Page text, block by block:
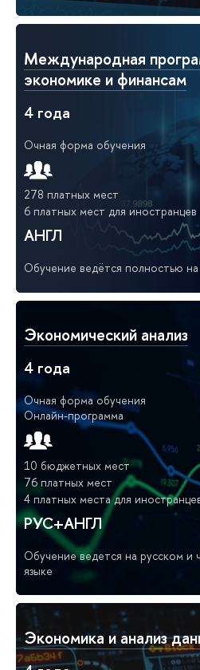
Международная
экономике и финансам
4 года
Очная форма обучения
278 платных мест
6 платных мест для иностранцев
АНГЛ
Обучение ведётся полностью на
Экономический анализ
4 года
Очная форма обучения
Онлайн-программа
10 бюджетных мест
76 платных мест
4 платных места для
РУС+АНГЛ
Обучение ведется на русском и
языке
Экономика и анализ